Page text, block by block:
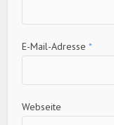
E-Mail-Adresse*
Webseite